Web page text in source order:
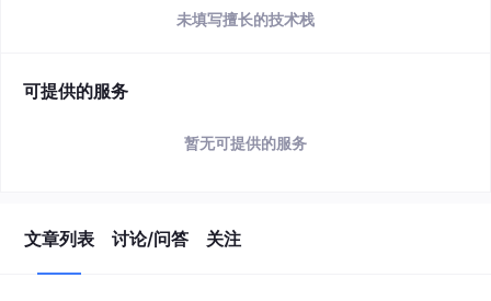
未填写擅长的技术栈
可提供的服务
暂无可提供的服务
文章列表 讨论/问答 关注